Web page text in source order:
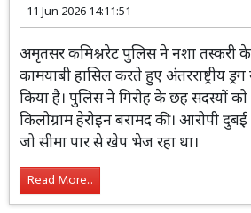
11 Jun 2026 14:11:51
अमृतसर कमिश्नरेट
खिलाफ बड़ी कामयाबी
अंतरराष्ट्रीय ड्रग
पुलिस ने गिरोह के छह सदस्यों को गिरफ्तार
हेरोइन बरामद की। आरोपी दुबई के तस्कर
पार से खेप भेज रहा था।